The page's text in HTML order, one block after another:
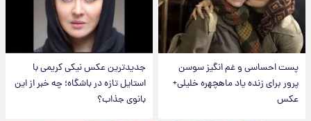
پست احساسی و غم انگیز سوسن
پرور برای زنده یاد ماهچهره خلیلی+
عکس
جدیدترین عکس نیکی کریمی با
استایل تازه در باشگاه؛ چه خبر از این
بانوی جذاب؟